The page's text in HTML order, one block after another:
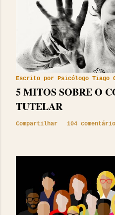
Escrito por Psicólogo Tiago
5 MITOS SOBRE O
TUTELAR
Compartilhar 104